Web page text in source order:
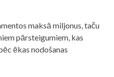
maksā miljonus, taču
pārsteigumiem, kas
ēkas nodošanas